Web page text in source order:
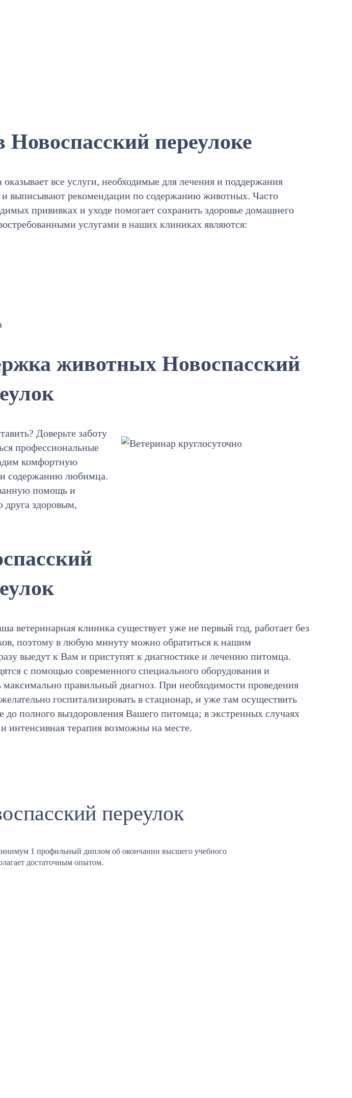
переулоке
все услуги, необходимые для лечения и поддержания
и выписывают рекомендации по содержанию животных. Часто
прививках и уходе помогает сохранить здоровье домашнего
услугами в наших клиниках являются:
животных Новоспасский
Доверьте заботу
профессиональные
комфортную
содержанию любимца.
помощь и
друга здоровым,
ветеринарная клиника существует уже не первый год, работает без
поэтому в любую минуту можно обратиться к нашим
выедут к Вам и приступят к диагностике и лечению питомца.
с помощью современного специального оборудования и
максимально правильный диагноз. При необходимости проведения
госпитализировать в стационар, и уже там осуществить
до полного выздоровления Вашего питомца; в экстренных случаях
интенсивная терапия возможны на месте.
переулок
1 профильный диплом об окончании высшего учебного
достаточным опытом.